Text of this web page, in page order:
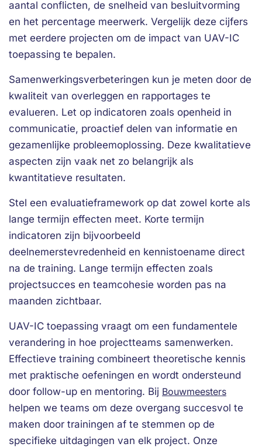
aantal conflicten, de snelheid van besluitvorming
en het percentage meerwerk. Vergelijk deze cijfers
met eerdere projecten om de impact van UAV-IC
toepassing te bepalen.
Samenwerkingsverbeteringen kun je meten door de
kwaliteit van overleggen en rapportages te
evalueren. Let op indicatoren zoals openheid in
communicatie, proactief delen van informatie en
gezamenlijke probleemoplossing. Deze kwalitatieve
aspecten zijn vaak net zo belangrijk als
kwantitatieve resultaten.
Stel een evaluatieframework op dat zowel korte als
lange termijn effecten meet. Korte termijn
indicatoren zijn bijvoorbeeld
deelnemerstevredenheid en kennistoename direct
na de training. Lange termijn effecten zoals
projectsucces en teamcohesie worden pas na
maanden zichtbaar.
UAV-IC toepassing vraagt om een fundamentele
verandering in hoe projectteams samenwerken.
Effectieve training combineert theoretische kennis
met praktische oefeningen en wordt ondersteund
door follow-up en mentoring. Bij Bouwmeesters
helpen we teams om deze overgang succesvol te
maken door trainingen af te stemmen op de
specifieke uitdagingen van elk project. Onze